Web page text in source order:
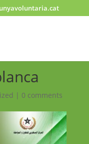
| 0 comments